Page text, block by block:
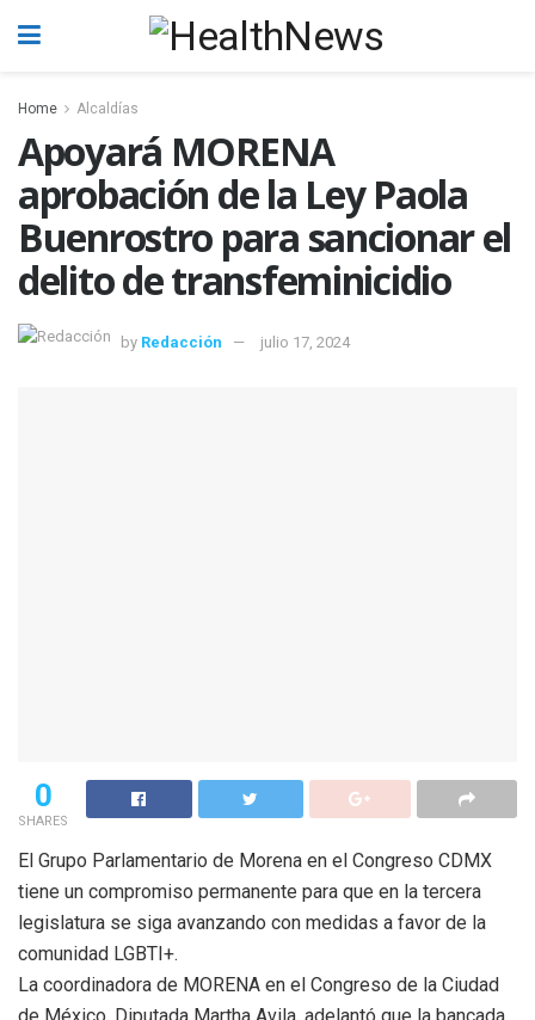
Home Alcaldías
Apoyará MORENA
aprobación de la Ley Paola
Buenrostro para sancionar el
delito de transfeminicidio
by Redacción julio 17, 2024
0
SHARES
El Grupo Parlamentario de Morena en el Congreso CDMX
tiene un compromiso permanente para que en la tercera
legislatura se siga avanzando con medidas a favor de la
comunidad LGBTI+.
La coordinadora de MORENA en el Congreso de la Ciudad